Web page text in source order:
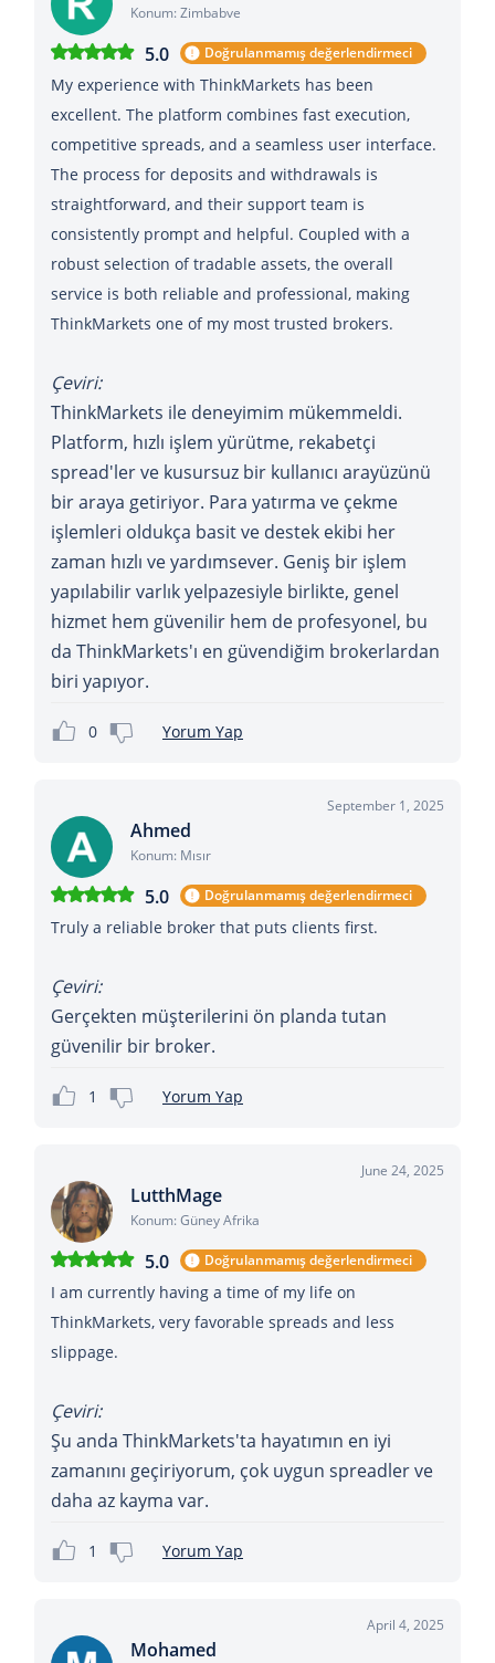
Konum: Zimbabve
5.0 Doğrulanmamış değerlendirmeci
My experience with ThinkMarkets has been
excellent. The platform combines fast execution,
competitive spreads, and a seamless user interface.
The process for deposits and withdrawals is
straightforward, and their support team is
consistently prompt and helpful. Coupled with a
robust selection of tradable assets, the overall
service is both reliable and professional, making
ThinkMarkets one of my most trusted brokers.
Çeviri:
ThinkMarkets ile deneyimim mükemmeldi.
Platform, hızlı işlem yürütme, rekabetçi
spread'ler ve kusursuz bir kullanıcı arayüzünü
bir araya getiriyor. Para yatırma ve çekme
işlemleri oldukça basit ve destek ekibi her
zaman hızlı ve yardımsever. Geniş bir işlem
yapılabilir varlık yelpazesiyle birlikte, genel
hizmet hem güvenilir hem de profesyonel, bu
da ThinkMarkets'ı en güvendiğim brokerlardan
biri yapıyor.
0 Yorum Yap
September 1, 2025
Ahmed
Konum: Mısır
5.0 Doğrulanmamış değerlendirmeci
Truly a reliable broker that puts clients first.
Çeviri:
Gerçekten müşterilerini ön planda tutan
güvenilir bir broker.
1 Yorum Yap
June 24, 2025
LutthMage
Konum: Güney Afrika
5.0 Doğrulanmamış değerlendirmeci
I am currently having a time of my life on
ThinkMarkets, very favorable spreads and less
slippage.
Çeviri:
Şu anda ThinkMarkets'ta hayatımın en iyi
zamanını geçiriyorum, çok uygun spreadler ve
daha az kayma var.
1 Yorum Yap
April 4, 2025
Mohamed